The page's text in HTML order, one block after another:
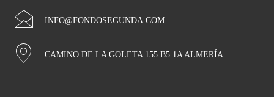
INFO@FONDOSEGUNDA.COM
CAMINO DE LA GOLETA 155 B5 1A ALMERÍA